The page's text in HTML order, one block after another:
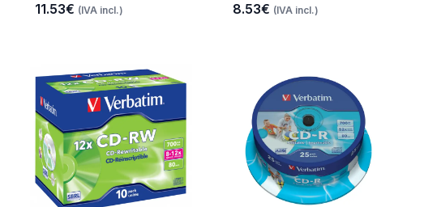
11.53€ (IVA incl.) 8.53€ (IVA incl.)